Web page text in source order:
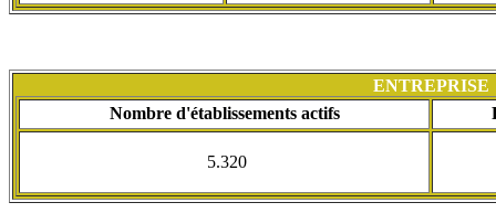
ENTREPRISE
Nombre d'établissements actifs
5.320